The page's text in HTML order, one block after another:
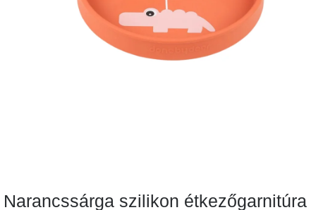
gyűjtemény
Narancssárga szilikon étkezőgarnitúra